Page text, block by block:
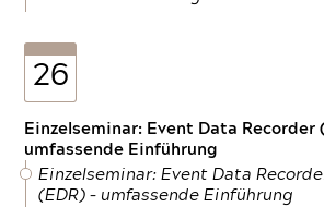
26
Einzelseminar: Event Data Recorder
umfassende Einführung
Einzelseminar: Event Data
(EDR) – umfassende Einführung